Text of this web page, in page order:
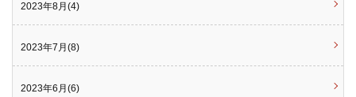
2023年8月(4)
2023年7月(8)
2023年6月(6)